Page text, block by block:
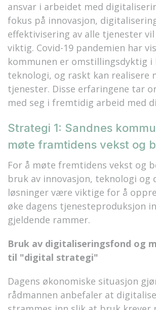
ansvar i arbeidet med
fokus på innovasjon,
effektivisering av alle tjenester
viktig. Covid-19 pandemien har
kommunen er omstillingsdyktig i
teknologi, og raskt kan realisere
tjenester. Disse erfaringene tar
med seg i fremtidig arbeid med
Strategi 1: Sandnes
møte framtidens vekst og
For å møte fremtidens vekst og
bruk av innovasjon, teknologi og
løsninger være viktige for å
øke dagens tjenesteproduksjon
gjeldende rammer.
Bruk av digitaliseringsfond og
til "digital strategi"
Dagens økonomiske situasjon
rådmannen anbefaler at